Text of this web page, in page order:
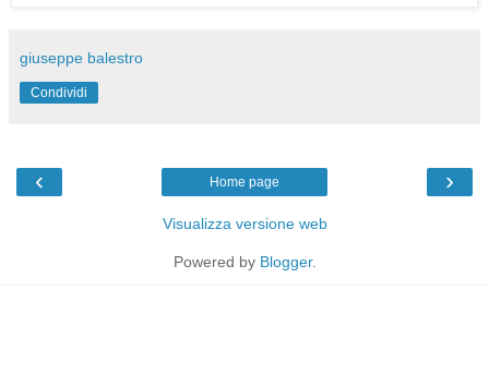
giuseppe balestro
Condividi
‹ ›
Home page
Visualizza versione web
Powered by Blogger.